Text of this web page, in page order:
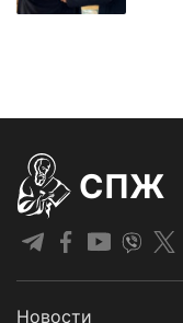
СПЖ
Новости